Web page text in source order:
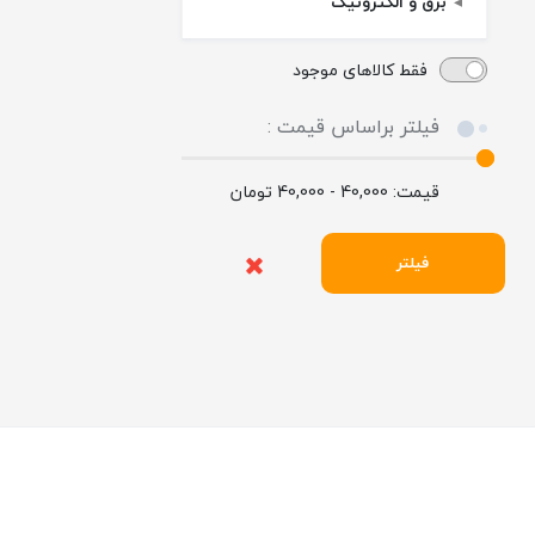
فقط کالاهای موجود
فیلتر براساس قیمت :
قیمت: 40,000 - 40,000 تومان
فیلتر